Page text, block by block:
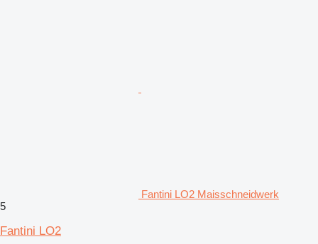
Fantini LO2 Maisschneidwerk
5
Fantini LO2